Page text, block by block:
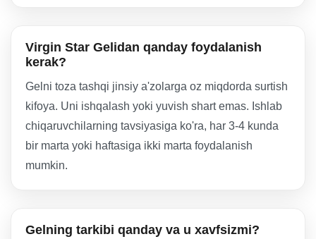
Virgin Star Gelidan qanday foydalanish
kerak?
Gelni toza tashqi jinsiy a'zolarga oz miqdorda surtish
kifoya. Uni ishqalash yoki yuvish shart emas. Ishlab
chiqaruvchilarning tavsiyasiga ko'ra, har 3-4 kunda
bir marta yoki haftasiga ikki marta foydalanish
mumkin.
Gelning tarkibi qanday va u xavfsizmi?